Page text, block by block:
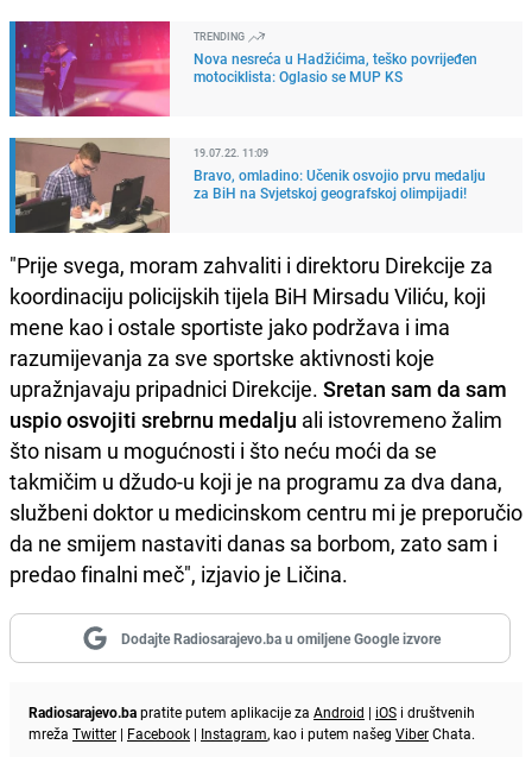
TRENDING
Nova nesreća u Hadžićima, teško povrijeđen
motociklista: Oglasio se MUP KS
19.07.22. 11:09
Bravo, omladino: Učenik osvojio prvu medalju
za BiH na Svjetskoj geografskoj olimpijadi!
"Prije svega, moram zahvaliti i direktoru Direkcije za
koordinaciju policijskih tijela BiH Mirsadu Viliću, koji
mene kao i ostale sportiste jako podržava i ima
razumijevanja za sve sportske aktivnosti koje
upražnjavaju pripadnici Direkcije. Sretan sam da sam
uspio osvojiti srebrnu medalju ali istovremeno žalim
što nisam u mogućnosti i što neću moći da se
takmičim u džudo-u koji je na programu za dva dana,
službeni doktor u medicinskom centru mi je preporučio
da ne smijem nastaviti danas sa borbom, zato sam i
predao finalni meč", izjavio je Ličina.
Dodajte Radiosarajevo.ba u omiljene Google izvore
Radiosarajevo.bapratite putem aplikacije za Android | iOS i društvenih
mreža Twitter | Facebook | Instagram, kao i putem našeg ViberChata.